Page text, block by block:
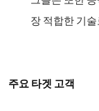
장 적합한 기
주요 타겟 고객